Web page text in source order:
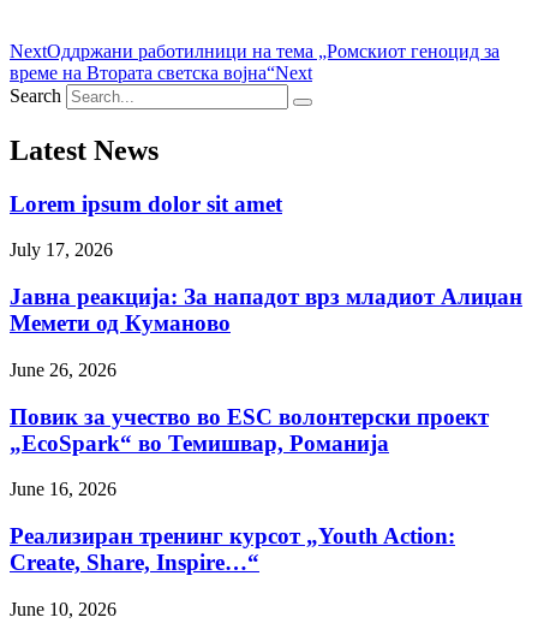
NextОддржани работилници на тема „Ромскиот геноцид за
време на Втората светска војна“Next
Search
Latest News
Lorem ipsum dolor sit amet
July 17, 2026
Јавна реакција: Зa нападот врз младиот Алиџан
Мемети од Куманово
June 26, 2026
Повик за учество во ESC волонтерски проект
„EcoSpark“ во Темишвар, Романија
June 16, 2026
Реализиран тренинг курсот „Youth Action:
Create, Share, Inspire…“
June 10, 2026